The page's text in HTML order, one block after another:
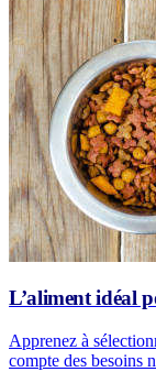
L’aliment idéal
Apprenez à
compte des besoins